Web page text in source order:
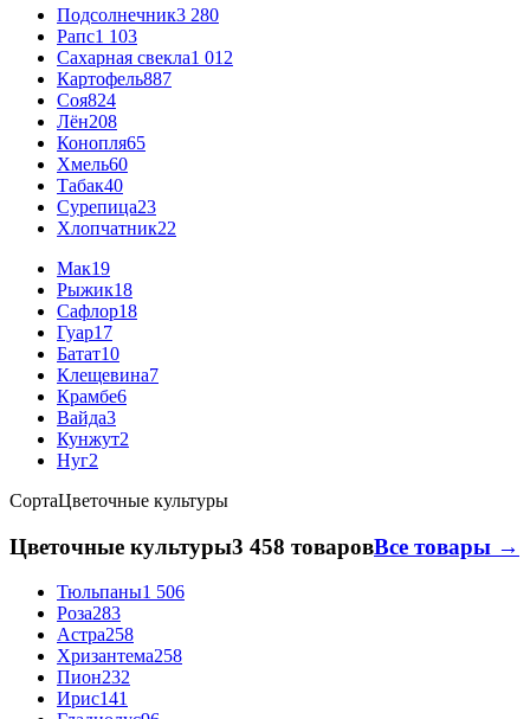
Подсолнечник3 280
Рапс1 103
Сахарная свекла1 012
Картофель887
Соя824
Лён208
Конопля65
Хмель60
Табак40
Сурепица23
Хлопчатник22
Мак19
Рыжик18
Сафлор18
Гуар17
Батат10
Клещевина7
Крамбе6
Вайда3
Кунжут2
Нуг2
СортаЦветочные культуры
Цветочные культуры3 458 товаровВсе товары →
Тюльпаны1 506
Роза283
Астра258
Хризантема258
Пион232
Ирис141